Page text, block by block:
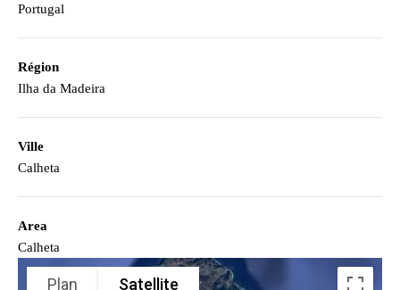
Portugal
Région
Ilha da Madeira
Ville
Calheta
Area
Calheta
Plan Satellite